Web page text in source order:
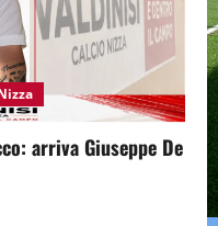
arriva Giuseppe De